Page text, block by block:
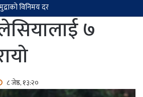
विनिमय दर
७
८ जेष्ठ, १३:२०